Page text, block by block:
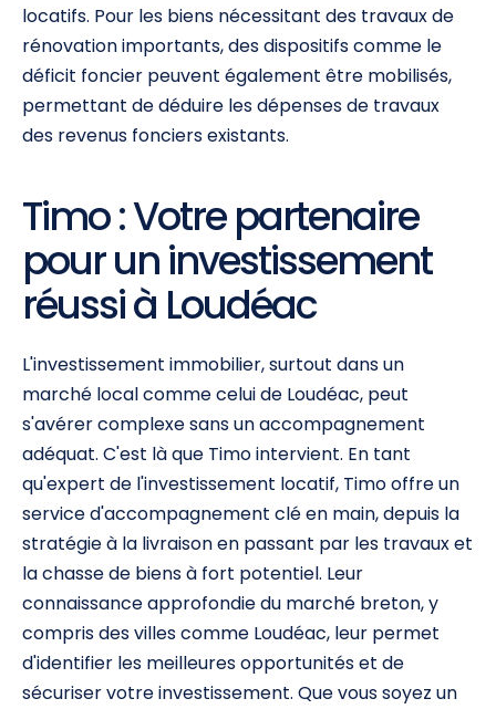
locatifs. Pour les biens nécessitant des travaux de
rénovation importants, des dispositifs comme le
déficit foncier peuvent également être mobilisés,
permettant de déduire les dépenses de travaux
des revenus fonciers existants.
Timo : Votre partenaire
pour un investissement
réussi à Loudéac
L'investissement immobilier, surtout dans un
marché local comme celui de Loudéac, peut
s'avérer complexe sans un accompagnement
adéquat. C'est là que Timo intervient. En tant
qu'expert de l'investissement locatif, Timo offre un
service d'accompagnement clé en main, depuis la
stratégie à la livraison en passant par les travaux et
la chasse de biens à fort potentiel. Leur
connaissance approfondie du marché breton, y
compris des villes comme Loudéac, leur permet
d'identifier les meilleures opportunités et de
sécuriser votre investissement. Que vous soyez un